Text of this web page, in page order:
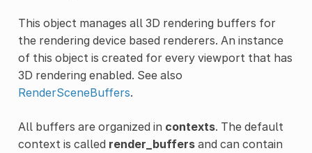
This object manages all 3D rendering buffers for
the rendering device based renderers. An instance
of this object is created for every viewport that has
3D rendering enabled. See also
RenderSceneBuffers.
All buffers are organized in contexts. The default
context is called render_buffersand can contain